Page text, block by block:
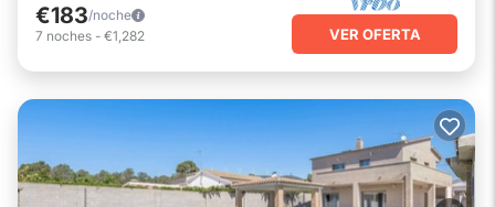
€183/noche
7 noches - €1,282 VER OFERTA